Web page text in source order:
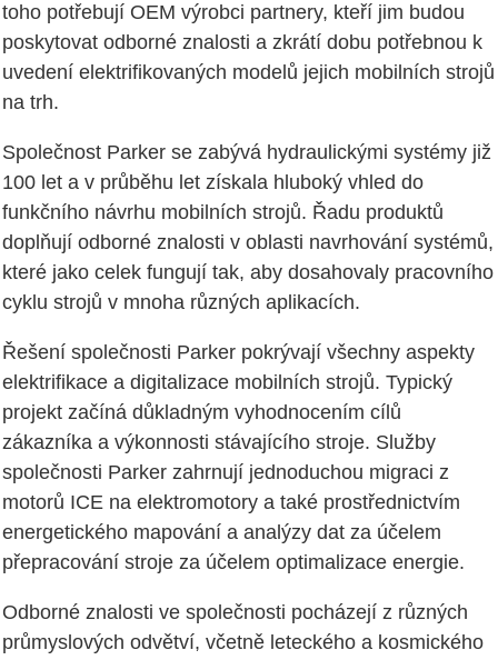
toho potřebují OEM výrobci partnery, kteří jim budou
poskytovat odborné znalosti a zkrátí dobu potřebnou k
uvedení elektrifikovaných modelů jejich mobilních strojů
na trh.
Společnost Parker se zabývá hydraulickými systémy již
100 let a v průběhu let získala hluboký vhled do
funkčního návrhu mobilních strojů. Řadu produktů
doplňují odborné znalosti v oblasti navrhování systémů,
které jako celek fungují tak, aby dosahovaly pracovního
cyklu strojů v mnoha různých aplikacích.
Řešení společnosti Parker pokrývají všechny aspekty
elektrifikace a digitalizace mobilních strojů. Typický
projekt začíná důkladným vyhodnocením cílů
zákazníka a výkonnosti stávajícího stroje. Služby
společnosti Parker zahrnují jednoduchou migraci z
motorů ICE na elektromotory a také prostřednictvím
energetického mapování a analýzy dat za účelem
přepracování stroje za účelem optimalizace energie.
Odborné znalosti ve společnosti pocházejí z různých
průmyslových odvětví, včetně leteckého a kosmického